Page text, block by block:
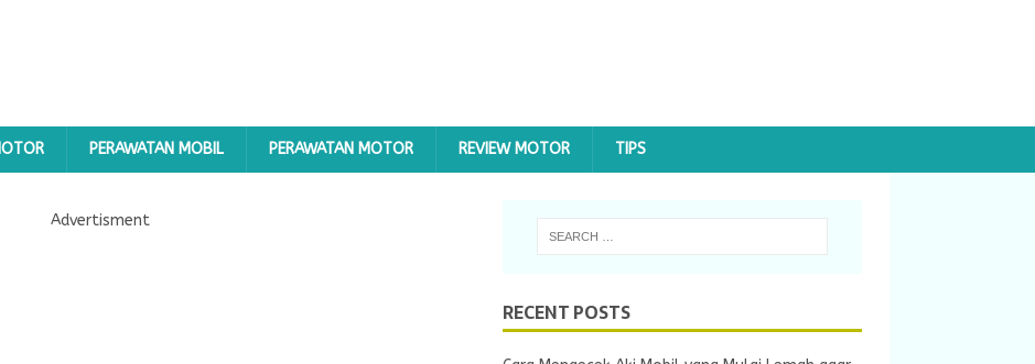
PERAWATAN MOBIL PERAWATAN MOTOR REVIEW MOTOR TIPS
Advertisment
RECENT POSTS